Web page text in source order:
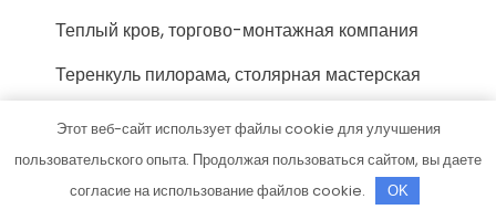
Теплый кров, торгово-монтажная компания
Теренкуль пилорама, столярная мастерская
Техимпэкс, реставрационная компания
ТехноДом, торгово-строительная компания
ТехноРЕГИОН, офис продаж
Этот веб-сайт использует файлы cookie для улучшения
пользовательского опыта. Продолжая пользоваться сайтом, вы даете
согласие на использование файлов cookie.
OK